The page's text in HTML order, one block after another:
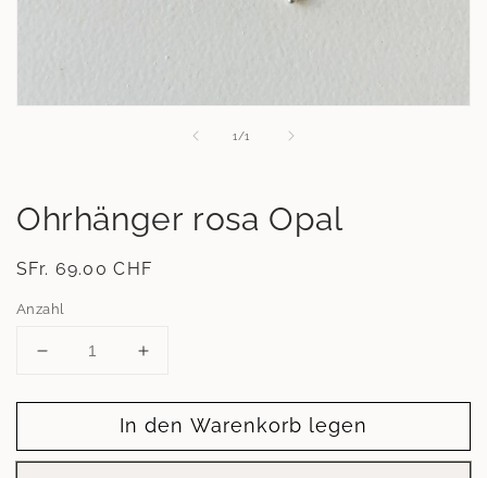
1 /
von1
Ohrhänger rosa Opal
Normaler
SFr. 69.00 CHF
Anzahl
Verringere
Menge
Ohrhänger
Erhöhe
Menge
für
Ohrhänger
In den Warenkorb legen